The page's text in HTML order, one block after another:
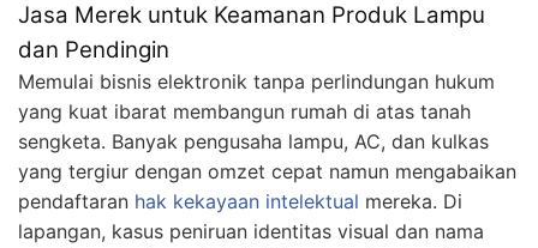
Jasa Merek untuk Keamanan Produk Lampu
dan Pendingin
Memulai bisnis elektronik tanpa perlindungan hukum
yang kuat ibarat membangun rumah di atas tanah
sengketa. Banyak pengusaha lampu, AC, dan kulkas
yang tergiur dengan omzet cepat namun mengabaikan
pendaftaran hak kekayaan intelektual mereka. Di
lapangan, kasus peniruan identitas visual dan nama